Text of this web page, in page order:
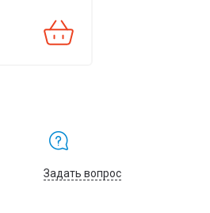
Задать вопрос